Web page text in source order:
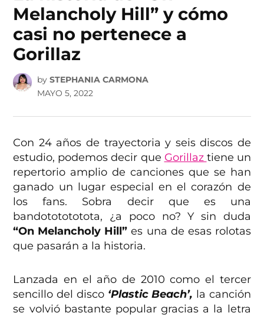
Melancholy Hill” y cómo
casi no pertenece a
Gorillaz
by STEPHANIA CARMONA
MAYO 5, 2022
Con 24 años de trayectoria y seis discos de
estudio, podemos decir que Gorillaz tiene un
repertorio amplio de canciones que se han
ganado un lugar especial en el corazón de
los fans. Sobra decir que es una
bandototototota, ¿a poco no? Y sin duda
“On Melancholy Hill” es una de esas rolotas
que pasarán a la historia.
Lanzada en el año de 2010 como el tercer
sencillo del disco ‘Plastic Beach’, la canción
se volvió bastante popular gracias a la letra